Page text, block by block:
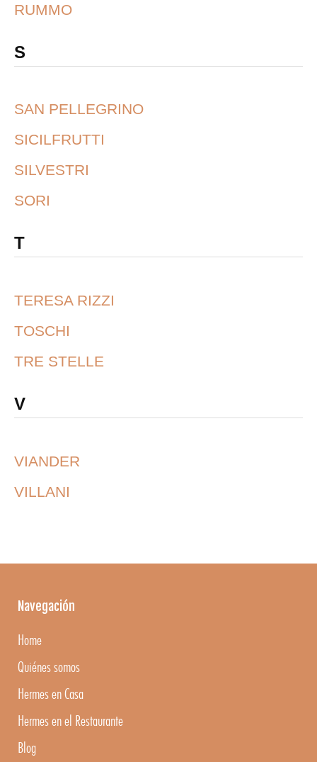
RUMMO
S
SAN PELLEGRINO
SICILFRUTTI
SILVESTRI
SORI
T
TERESA RIZZI
TOSCHI
TRE STELLE
V
VIANDER
VILLANI
Navegación
Home
Quiénes somos
Hermes en Casa
Hermes en el Restaurante
Blog